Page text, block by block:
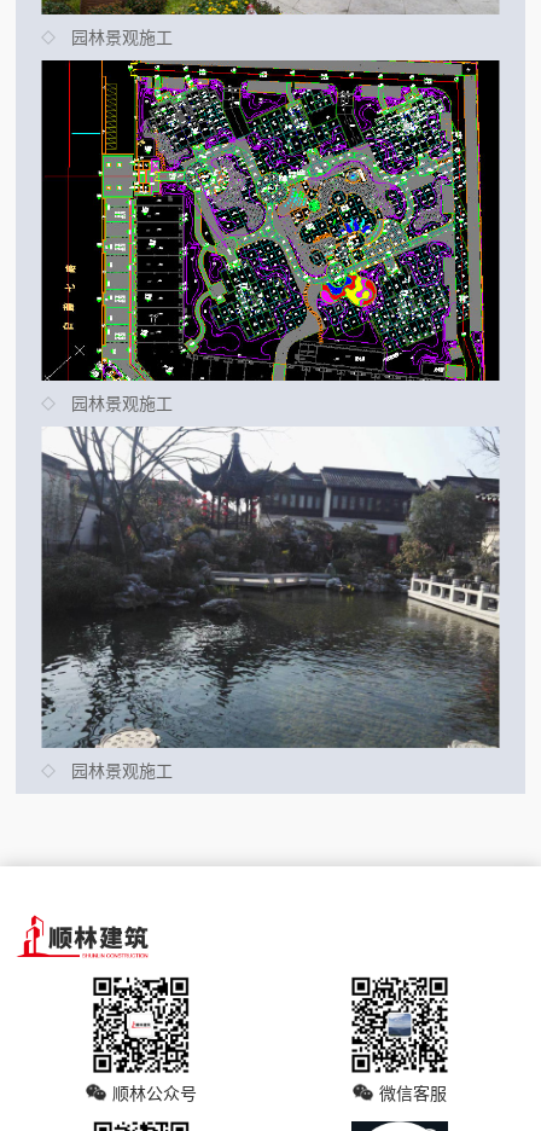
园林景观施工
园林景观施工
园林景观施工
顺林公众号 微信客服